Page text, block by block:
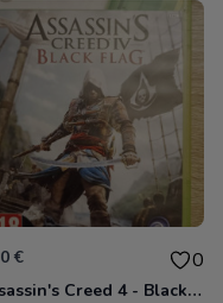
€ 0
Assassin's Creed 4 - Black Flag - Edition Benelux Xbox 360